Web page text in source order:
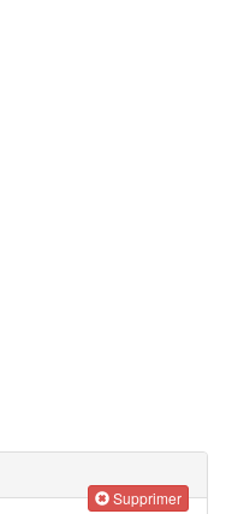
Supprimer